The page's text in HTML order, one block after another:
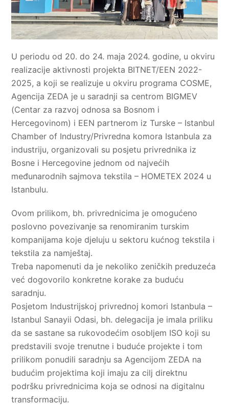
U periodu od 20. do 24. maja 2024. godine, u okviru
realizacije aktivnosti projekta BITNET/EEN 2022-
2025, a koji se realizuje u okviru programa COSME,
Agencija ZEDA je u saradnji sa centrom BIGMEV
(Centar za razvoj odnosa sa Bosnom i
Hercegovinom) i EEN partnerom iz Turske – Istanbul
Chamber of Industry/Privredna komora Istanbula za
industriju, organizovali su posjetu privrednika iz
Bosne i Hercegovine jednom od najvećih
međunarodnih sajmova tekstila – HOMETEX 2024 u
Istanbulu.
Ovom prilikom, bh. privrednicima je omogućeno
poslovno povezivanje sa renomiranim turskim
kompanijama koje djeluju u sektoru kućnog tekstila i
tekstila za namještaj.
Treba napomenuti da je nekoliko zeničkih preduzeća
već dogovorilo konkretne korake za buduću
saradnju.
Posjetom Industrijskoj privrednoj komori Istanbula –
Istanbul Sanayii Odasi, bh. delegacija je imala priliku
da se sastane sa rukovodećim osobljem ISO koji su
predstavili svoje trenutne i buduće projekte i tom
prilikom ponudili saradnju sa Agencijom ZEDA na
budućim projektima koji imaju za cilj direktnu
podršku privrednicima koja se odnosi na digitalnu
transformaciju.